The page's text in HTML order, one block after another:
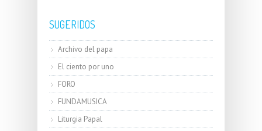
SUGERIDOS
Archivo del papa
El ciento por uno
FORO
FUNDAMUSICA
Liturgia Papal